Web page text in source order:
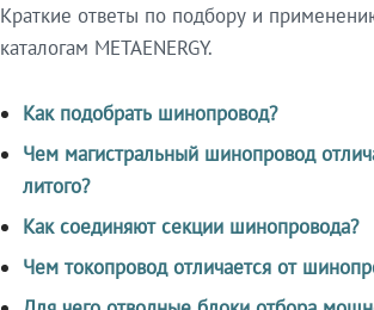
Краткие ответы по подбору и
каталогам METAENERGY.
Как подобрать шинопровод?
Чем магистральный шинопровод
литого?
Как соединяют секции шинопровода?
Чем токопровод отличается от